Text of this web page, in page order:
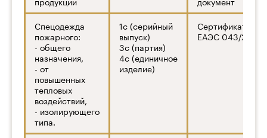
Спецодежда
пожарного:
- общего
назначения,
- от
повышенных
тепловых
воздействий,
- изолирующего
типа.
1с (серийный
выпуск)
3с (партия)
4с (единичное
изделие)
Сертификат ТР
ЕАЭС 043/2017